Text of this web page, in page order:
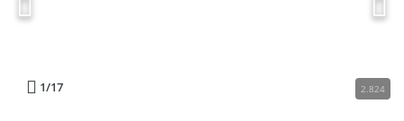
1/17 2.824